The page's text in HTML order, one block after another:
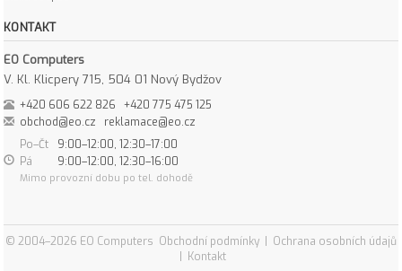
KONTAKT
EO Computers
V. Kl. Klicpery 715, 504 01 Nový Bydžov
+420 606 622 826
+420 775 475 125
obchod@eo.cz
reklamace@eo.cz
Po–Čt
9:00–12:00, 12:30–17:00
Pá
9:00–12:00, 12:30–16:00
Mimo provozní dobu po tel. dohodě
© 2004–2026 EO Computers Obchodní podmínky
Ochrana osobních údajů
Kontakt